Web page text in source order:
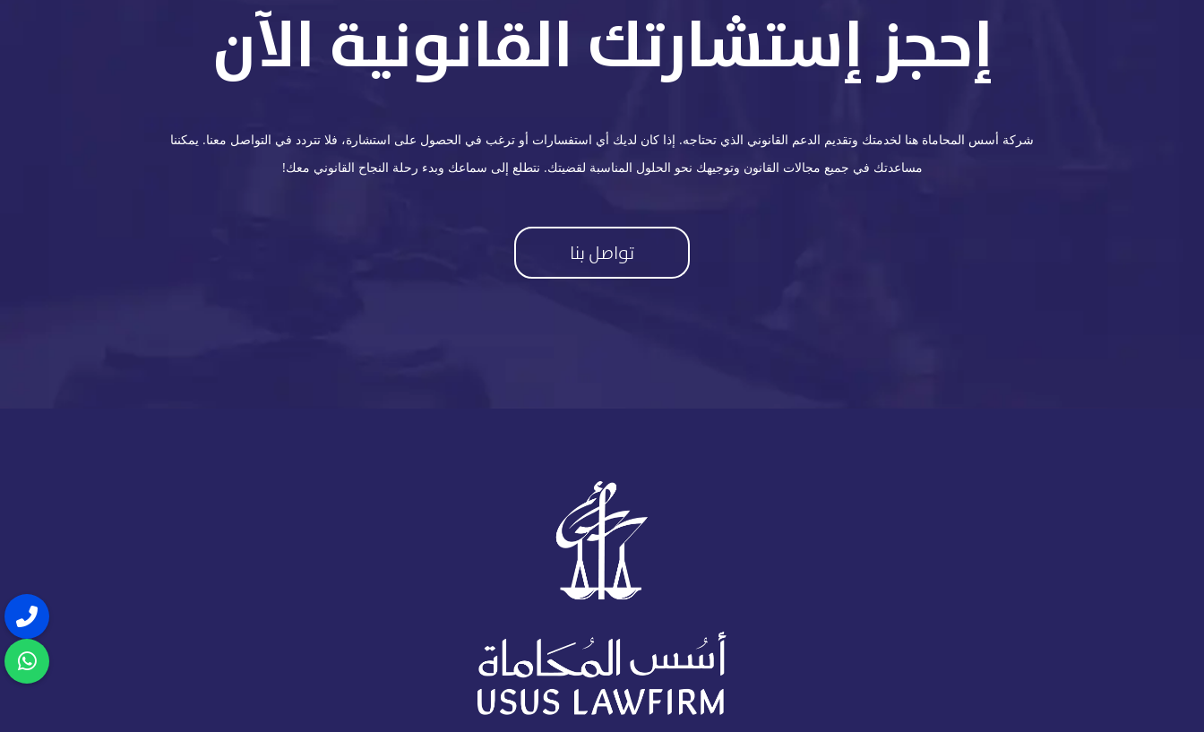
إحجز إستشارتك القانونية الآن
شركة أسس المحاماة هنا لخدمتك وتقديم الدعم القانوني الذي تحتاجه. إذا كان لديك أي استفسارات أو ترغب في الحصول على استشارة، فلا تتردد في التواصل معنا. يمكننا
مساعدتك في جميع مجالات القانون وتوجيهك نحو الحلول المناسبة لقضيتك. نتطلع إلى سماعك وبدء رحلة النجاح القانوني معك!
تواصل بنا